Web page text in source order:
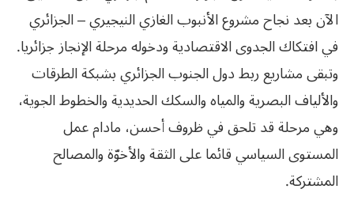
الآن بعد نجاح مشروع الأنبوب الغازي النيجيري – الجزائري
في افتكاك الجدوى الاقتصادية ودخوله مرحلة الإنجاز جزائريا.
وتبقى مشاريع ربط دول الجنوب الجزائري بشبكة الطرقات
والألياف البصرية والمياه والسكك الحديدية والخطوط الجوية،
وهي مرحلة قد تلحق في ظروف أحسن، مادام عمل
المستوى السياسي قائما على الثقة والأخوّة والمصالح
المشتركة.